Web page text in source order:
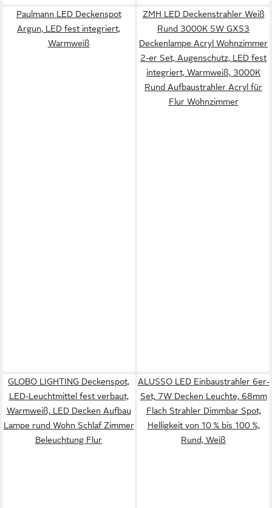
Paulmann LED Deckenspot
Argun, LED fest integriert,
Warmweiß
ZMH LED Deckenstrahler Weiß
Rund 3000K 5W GX53
Deckenlampe Acryl Wohnzimmer
2-er Set, Augenschutz, LED fest
integriert, Warmweiß, 3000K
Rund Aufbaustrahler Acryl für
Flur Wohnzimmer
GLOBO LIGHTING Deckenspot,
LED-Leuchtmittel fest verbaut,
Warmweiß, LED Decken Aufbau
Lampe rund Wohn Schlaf Zimmer
Beleuchtung Flur
ALUSSO LED Einbaustrahler 6er-
Set, 7W Decken Leuchte, 68mm
Flach Strahler Dimmbar Spot,
Helligkeit von 10 % bis 100 %,
Rund, Weiß